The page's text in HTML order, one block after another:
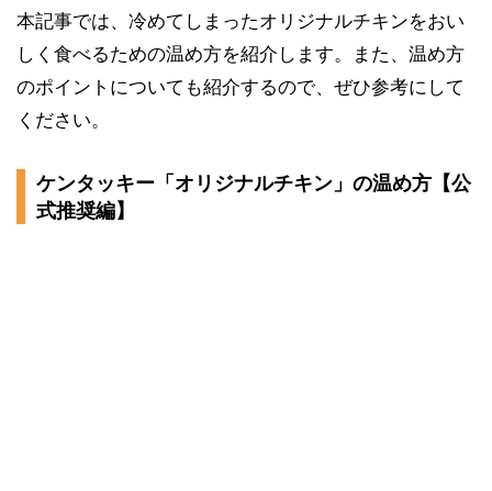
本記事では、冷めてしまったオリジナルチキンをおい
しく食べるための温め方を紹介します。また、温め方
のポイントについても紹介するので、ぜひ参考にして
ください。
ケンタッキー「オリジナルチキン」の温め方【公
式推奨編】